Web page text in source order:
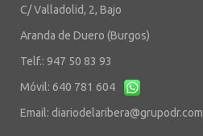
C/ Valladolid, 2, Bajo
Aranda de Duero (Burgos)
Telf.: 947 50 83 93
Móvil: 640 781 604
Email: diariodelaribera@grupodr.com